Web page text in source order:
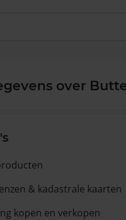
over
& kadastrale kaarten
kopen en verkopen